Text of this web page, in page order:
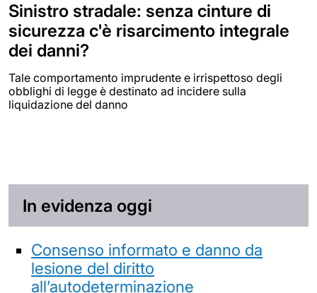
Sinistro stradale: senza cinture di
sicurezza c'è risarcimento integrale
dei danni?
Tale comportamento imprudente e irrispettoso degli
obblighi di legge è destinato ad incidere sulla
liquidazione del danno
In evidenza oggi
Consenso informato e danno da
lesione del diritto
all’autodeterminazione